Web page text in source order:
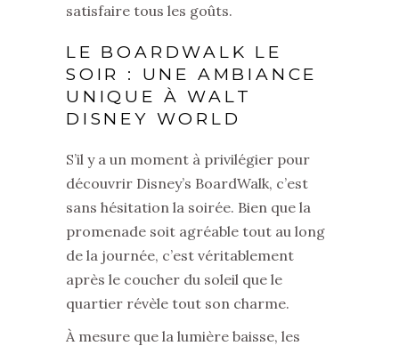
satisfaire tous les goûts.
LE BOARDWALK LE
SOIR : UNE AMBIANCE
UNIQUE À WALT
DISNEY WORLD
S’il y a un moment à privilégier pour
découvrir Disney’s BoardWalk, c’est
sans hésitation la soirée. Bien que la
promenade soit agréable tout au long
de la journée, c’est véritablement
après le coucher du soleil que le
quartier révèle tout son charme.
À mesure que la lumière baisse, les